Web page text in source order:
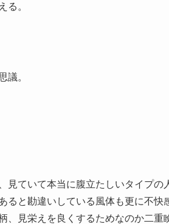
る。
議。
見ていて本当に腹立たしいタイプの
ると勘違いしている風体も更に不快
、見栄えを良くするためなのか二